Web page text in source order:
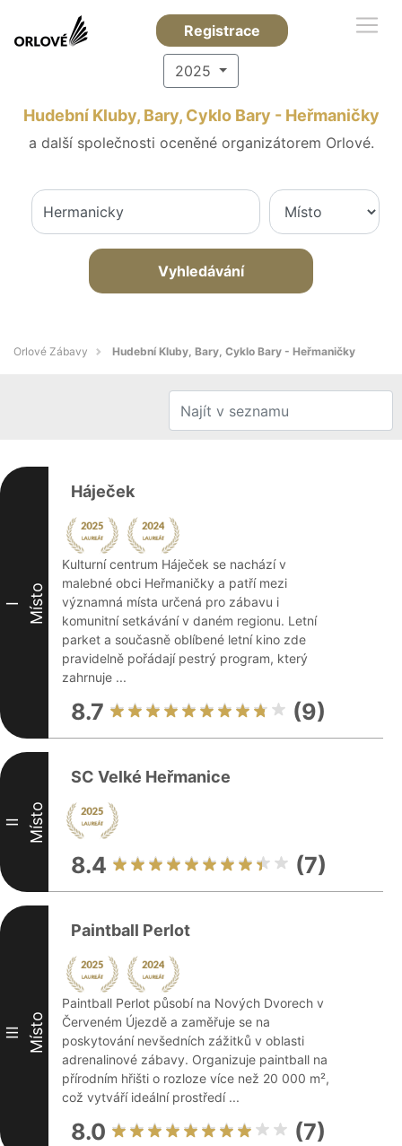
Registrace
2025
Hudební Kluby, Bary, Cyklo Bary - Heřmaničky
a další společnosti oceněné organizátorem Orlové.
Vyhledávání
Orlové Zábavy Hudební Kluby, Bary, Cyklo Bary - Heřmaničky
I Místo
Háječek
Kulturní centrum Háječek se nachází v
malebné obci Heřmaničky a patří mezi
významná místa určená pro zábavu i
komunitní setkávání v daném regionu. Letní
parket a současně oblíbené letní kino zde
pravidelně pořádají pestrý program, který
zahrnuje ...
8.7 (9)
II Místo
SC Velké Heřmanice
8.4 (7)
III Místo
Paintball Perlot
Paintball Perlot působí na Nových Dvorech v
Červeném Újezdě a zaměřuje se na
poskytování nevšedních zážitků v oblasti
adrenalinové zábavy. Organizuje paintball na
přírodním hřišti o rozloze více než 20 000 m²,
což vytváří ideální prostředí ...
8.0 (7)